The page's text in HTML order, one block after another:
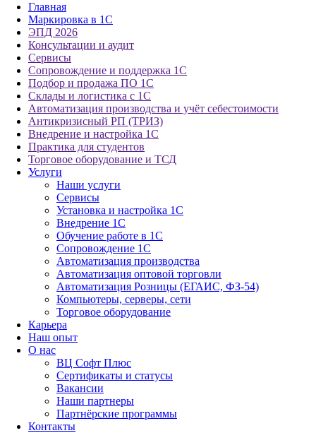
Главная
Маркировка в 1С
ЭПД 2026
Консультации и аудит
Сервисы
Сопровождение и поддержка 1С
Подбор и продажа ПО 1С
Склады и логистика с 1С
Автоматизация производства и учёт себестоимости
Антикризисный РП (ТРИЗ)
Внедрение и настройка 1С
Практика для студентов
Торговое оборудование и ТСД
Услуги
Наши услуги
Сервисы
Установка и настройка 1С
Внедрение 1С
Обучение работе в 1С
Сопровождение 1С
Автоматизация производства
Автоматизация оптовой торговли
Автоматизация Розницы (ЕГАИС, ФЗ-54)
Компьютеры, серверы, сети
Торговое оборудование
Карьера
Наш опыт
О нас
ВЦ Софт Плюс
Сертификаты и статусы
Вакансии
Наши партнеры
Партнёрские программы
Контакты